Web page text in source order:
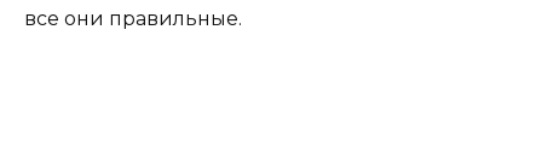
все они правильные.